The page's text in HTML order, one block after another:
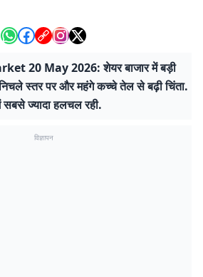
20 May 2026: शेयर बाजार में बड़ी
निचले स्तर पर और महंगे कच्चे तेल से बढ़ी चिंता.
ज्यादा हलचल रही.
विज्ञापन